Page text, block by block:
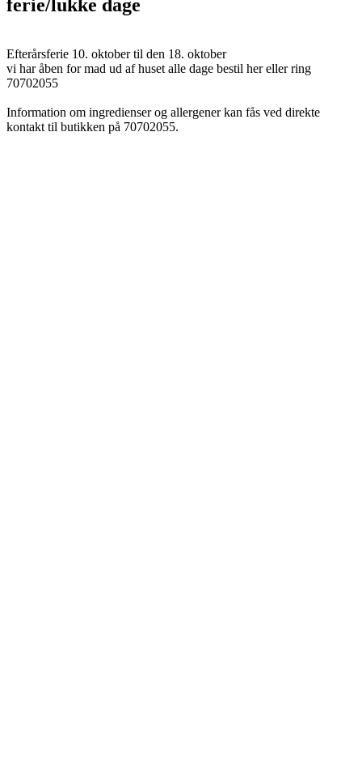
ferie/lukke dage
Efterårsferie 10. oktober til den 18. oktober
vi har åben for mad ud af huset alle dage bestil her eller ring
70702055
Information om ingredienser og allergener kan fås ved direkte
kontakt til butikken på 70702055.